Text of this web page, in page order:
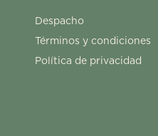
Despacho
Términos y condiciones
Política de privacidad